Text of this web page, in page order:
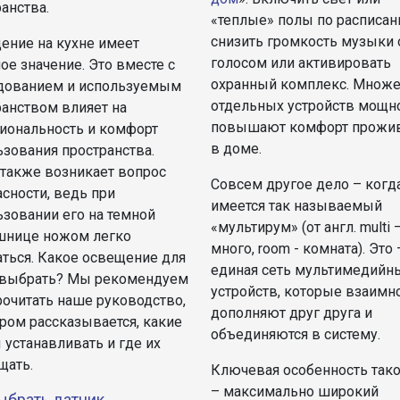
на кухне имеет
значение. Это вместе с
и используемым
влияет на
и комфорт
пространства.
возникает вопрос
ведь при
его на темной
ножом легко
Какое освещение для
Мы рекомендуем
наше руководство,
рассказывается, какие
и где их
«теплые» полы по
снизить громкость музыки
голосом или активировать
охранный комплекс.
отдельных устройств
повышают комфорт
в доме.
Совсем другое дело –
имеется так называемый
«мультирум» (от англ. multi
много, room - комната). Это
единая сеть
устройств, которые
дополняют друг друга и
объединяются в систему.
Ключевая особенность
– максимально широкий